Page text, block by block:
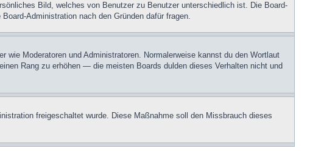
Bild, welches von Benutzer zu Benutzer unterschiedlich ist. Die Board-
Administration nach den Gründen dafür fragen.
Moderatoren und Administratoren. Normalerweise kannst du den Wortlaut
Rang zu erhöhen — die meisten Boards dulden dieses Verhalten nicht und
freigeschaltet wurde. Diese Maßnahme soll den Missbrauch dieses